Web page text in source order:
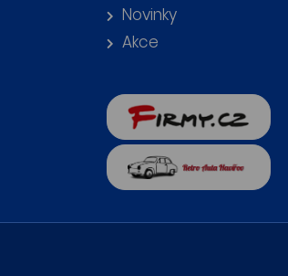
Novinky
Akce
firmy.cz
Retro auta Havířov